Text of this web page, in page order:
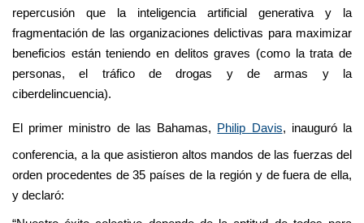
repercusión que la inteligencia artificial generativa y la
fragmentación de las organizaciones delictivas para maximizar
beneficios están teniendo en delitos graves (como la trata de
personas, el tráfico de drogas y de armas y la
ciberdelincuencia).
El primer ministro de las Bahamas, Philip Davis, inauguró la
conferencia, a la que asistieron altos mandos de las fuerzas del
orden procedentes de 35 países de la región y de fuera de ella,
y declaró: